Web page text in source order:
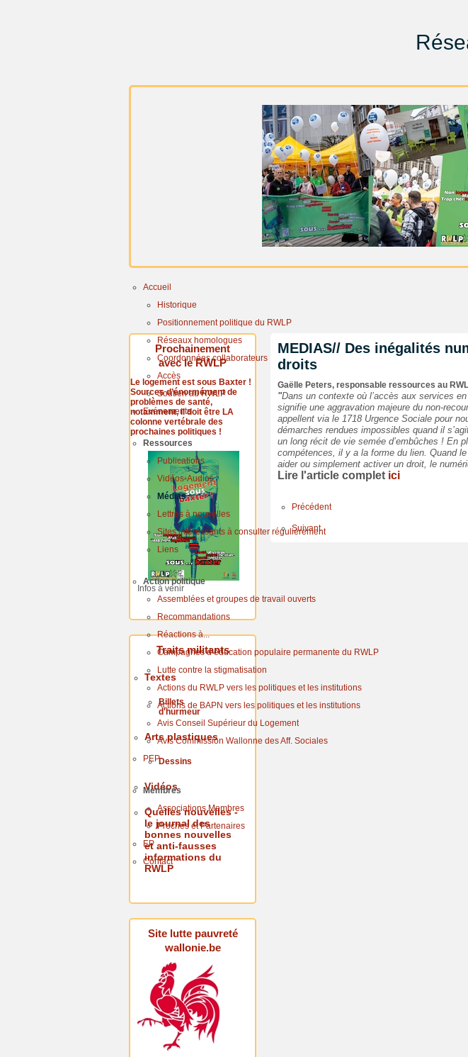
Accueil
Historique
Positionnement politique du RWLP
Réseaux homologues
Coordonnées collaborateurs
Accès
Soutien au RWLP
Evénements
Ressources
Publications
Vidéos-Audios
Médias
Lettres à nouvelles
Sites intéressants à consulter régulièrement
Liens
Action politique
Assemblées et groupes de travail ouverts
Recommandations
Réactions à...
Campagnes d’éducation populaire permanente du RWLP
Lutte contre la stigmatisation
Actions du RWLP vers les politiques et les institutions
Actions de BAPN vers les politiques et les institutions
Avis Conseil Supérieur du Logement
Avis Commission Wallonne des Aff. Sociales
PEP
Membres
Associations Membres
Proches et Partenaires
EP
Contact
Prochainement
avec le RWLP
Le logement est sous Baxter !
Sources d’énormément de
problèmes de santé,
notamment, il doit être LA
colonne vertébrale des
prochaines politiques !
Infos à venir
Traits militants
Textes
Billets
d'hurmeur
Arts plastiques
Dessins
Vidéos
Quelles nouvelles -
le journal des
bonnes nouvelles
et anti-fausses
informations du
RWLP
Site lutte pauvreté
wallonie.be
MEDIAS// Des inégalités
droits
Gaëlle Peters, responsable ressources au
"Dans un contexte où l’accès aux services
signifie une aggravation majeure du non-
appellent via le 1718 Urgence Sociale pour
démarches rendues impossibles quand il
un long récit de vie semée d’embûches ! En
compétences, il y a la forme du lien. Quand
aider ou simplement activer un droit, le
Lire l'article complet ici
Précédent
Suivant